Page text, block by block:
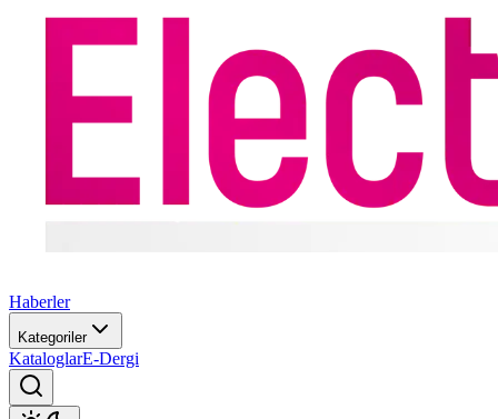
Haberler
Kategoriler
KataloglarE-Dergi